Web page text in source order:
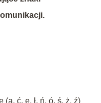
ć, ę, ł, ń, ó, ś, ż, ź)